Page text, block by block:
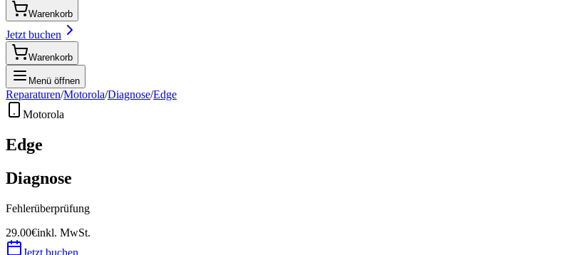
Warenkorb
Jetzt buchen
Warenkorb
Menü öffnen
Reparaturen/Motorola/Diagnose/Edge
Motorola
Edge
Diagnose
Fehlerüberprüfung
29.00€inkl. MwSt.
Jetzt buchen